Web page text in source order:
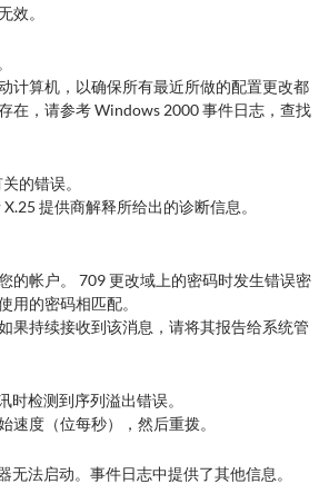
效。
计算机，以确保所有最近所做的配置更改都
在，请参考 Windows 2000 事件日志，查找
的错误。
提供商解释所给出的诊断信息。
的帐户。 709 更改域上的密码时发生错误密
用的密码相匹配。
果持续接收到该消息，请将其报告给系统管
时检测到序列溢出错误。
速度（位每秒），然后重拨。
无法启动。事件日志中提供了其他信息。